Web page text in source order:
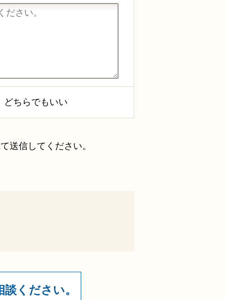
どちらでもいい
送信してください。
ください。